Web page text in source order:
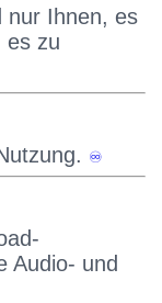
nur Ihnen, es
es zu
♾️
Audio- und